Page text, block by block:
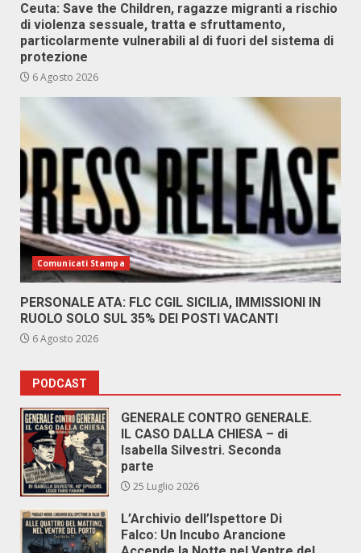
Ceuta: Save the Children, ragazze migranti a rischio
di violenza sessuale, tratta e sfruttamento,
particolarmente vulnerabili al di fuori del sistema di
protezione
6 Agosto 2026
Comunicati Stampa
PERSONALE ATA: FLC CGIL SICILIA, IMMISSIONI IN
RUOLO SOLO SUL 35% DEI POSTI VACANTI
6 Agosto 2026
PODCAST
GENERALE CONTRO GENERALE.
IL CASO DALLA CHIESA – di
Isabella Silvestri. Seconda
parte
25 Luglio 2026
L’Archivio dell’Ispettore Di
Falco: Un Incubo Arancione